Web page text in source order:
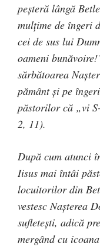
peșteră lângă
mulțime de îngeri
cei de sus lui
oameni
sărbătoarea
pământ şi pe
păstorilor că „vi
2, 11).
După cum atunci
Iisus mai întâi
locuitorilor din
vestesc Naşterea
sufletești, adică
mergând cu